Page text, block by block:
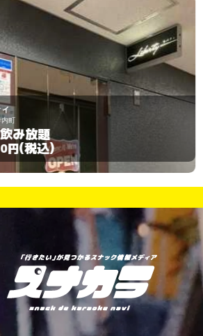
カラオケＢＡＲ Ｋ’ｓ
90分
3,000円